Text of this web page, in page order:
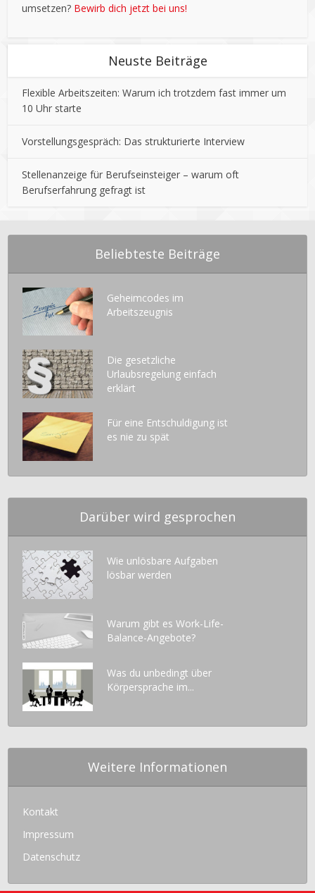
umsetzen? Bewirb dich jetzt bei uns!
Neuste Beiträge
Flexible Arbeitszeiten: Warum ich trotzdem fast immer um
10 Uhr starte
Vorstellungsgespräch: Das strukturierte Interview
Stellenanzeige für Berufseinsteiger – warum oft
Berufserfahrung gefragt ist
Beliebteste Beiträge
Geheimcodes im
Arbeitszeugnis
Die gesetzliche
Urlaubsregelung einfach
erklärt
Für eine Entschuldigung ist
es nie zu spät
Darüber wird gesprochen
Wie unlösbare Aufgaben
lösbar werden
Warum gibt es Work-Life-
Balance-Angebote?
Was du unbedingt über
Körpersprache im...
Weitere Informationen
Kontakt
Impressum
Datenschutz